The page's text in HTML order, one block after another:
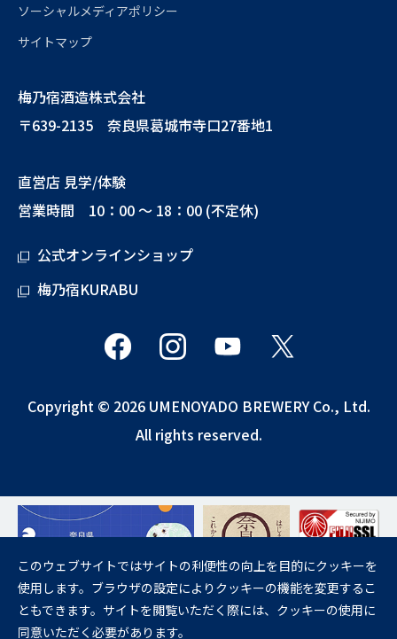
ソーシャルメディアポリシー
サイトマップ
梅乃宿酒造株式会社
〒639-2135 奈良県葛城市寺口27番地1
直営店 見学/体験
営業時間 10：00 ～ 18：00 (不定休)
公式オンラインショップ
梅乃宿KURABU
Copyright © 2026 UMENOYADO BREWERY Co., Ltd.
All rights reserved.
飲酒は20歳になってから。
妊娠中や授乳期の飲酒は、胎児・乳児の発育に悪影響を与えるおそれが
あります。
このウェブサイトではサイトの利便性の向上を目的にクッキーを
使用します。ブラウザの設定によりクッキーの機能を変更するこ
ともできます。サイトを閲覧いただく際には、クッキーの使用に
同意いただく必要があります。